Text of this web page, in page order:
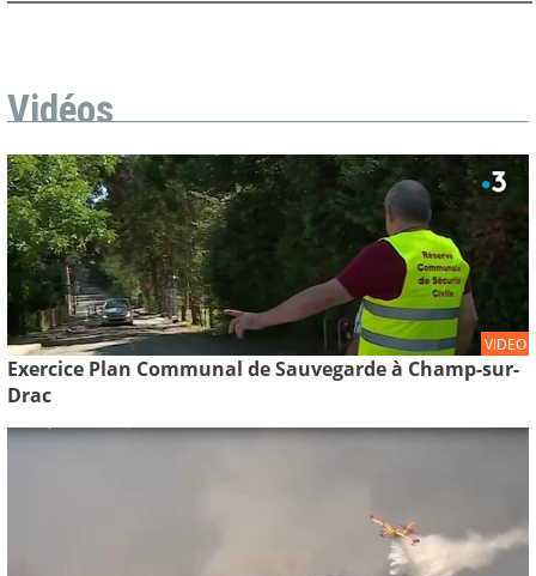
Vidéos
VIDEO
Exercice Plan Communal de Sauvegarde à Champ-sur-
Drac